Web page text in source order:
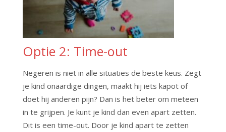
Optie 2: Time-out
Negeren is niet in alle situaties de beste keus. Zegt
je kind onaardige dingen, maakt hij iets kapot of
doet hij anderen pijn? Dan is het beter om meteen
in te grijpen. Je kunt je kind dan even apart zetten.
Dit is een time-out. Door je kind apart te zetten